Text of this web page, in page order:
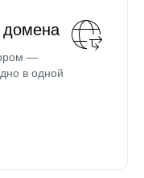
домена
—
в одной